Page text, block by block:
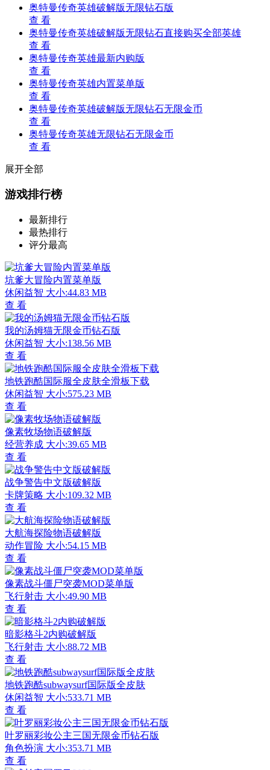
奥特曼传奇英雄破解版无限钻石版
查 看
奥特曼传奇英雄破解版无限钻石直接购买全部英雄
查 看
奥特曼传奇英雄最新内购版
查 看
奥特曼传奇英雄内置菜单版
查 看
奥特曼传奇英雄破解版无限钻石无限金币
查 看
奥特曼传奇英雄无限钻石无限金币
查 看
展开全部
游戏排行榜
最新排行
最热排行
评分最高
坑爹大冒险内置菜单版
休闲益智 大小:44.83 MB
查 看
我的汤姆猫无限金币钻石版
休闲益智 大小:138.56 MB
查 看
地铁跑酷国际服全皮肤全滑板下载
休闲益智 大小:575.23 MB
查 看
像素牧场物语破解版
经营养成 大小:39.65 MB
查 看
战争警告中文版破解版
卡牌策略 大小:109.32 MB
查 看
大航海探险物语破解版
动作冒险 大小:54.15 MB
查 看
像素战斗僵尸突袭MOD菜单版
飞行射击 大小:49.90 MB
查 看
暗影格斗2内购破解版
飞行射击 大小:88.72 MB
查 看
地铁跑酷subwaysurf国际版全皮肤
休闲益智 大小:533.71 MB
查 看
叶罗丽彩妆公主三国无限金币钻石版
角色扮演 大小:353.71 MB
查 看